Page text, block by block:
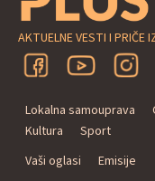
AKTUELNE VESTI I PRIČE
Lokalna samouprava
Kultura
Sport
Vaši oglasi
Emisije